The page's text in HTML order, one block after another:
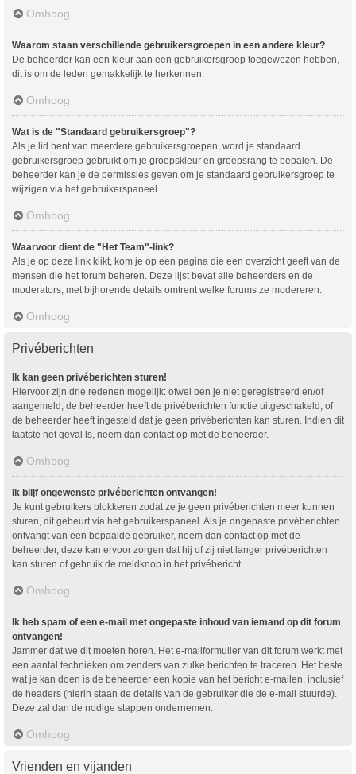
Omhoog
Waarom staan verschillende gebruikersgroepen in een andere kleur?
De beheerder kan een kleur aan een gebruikersgroep toegewezen hebben,
dit is om de leden gemakkelijk te herkennen.
Omhoog
Wat is de "Standaard gebruikersgroep"?
Als je lid bent van meerdere gebruikersgroepen, word je standaard
gebruikersgroep gebruikt om je groepskleur en groepsrang te bepalen. De
beheerder kan je de permissies geven om je standaard gebruikersgroep te
wijzigen via het gebruikerspaneel.
Omhoog
Waarvoor dient de "Het Team"-link?
Als je op deze link klikt, kom je op een pagina die een overzicht geeft van de
mensen die het forum beheren. Deze lijst bevat alle beheerders en de
moderators, met bijhorende details omtrent welke forums ze modereren.
Omhoog
Privéberichten
Ik kan geen privéberichten sturen!
Hiervoor zijn drie redenen mogelijk: ofwel ben je niet geregistreerd en/of
aangemeld, de beheerder heeft de privéberichten functie uitgeschakeld, of
de beheerder heeft ingesteld dat je geen privéberichten kan sturen. Indien dit
laatste het geval is, neem dan contact op met de beheerder.
Omhoog
Ik blijf ongewenste privéberichten ontvangen!
Je kunt gebruikers blokkeren zodat ze je geen privéberichten meer kunnen
sturen, dit gebeurt via het gebruikerspaneel. Als je ongepaste privéberichten
ontvangt van een bepaalde gebruiker, neem dan contact op met de
beheerder, deze kan ervoor zorgen dat hij of zij niet langer privéberichten
kan sturen of gebruik de meldknop in het privébericht.
Omhoog
Ik heb spam of een e-mail met ongepaste inhoud van iemand op dit forum
ontvangen!
Jammer dat we dit moeten horen. Het e-mailformulier van dit forum werkt met
een aantal technieken om zenders van zulke berichten te traceren. Het beste
wat je kan doen is de beheerder een kopie van het bericht e-mailen, inclusief
de headers (hierin staan de details van de gebruiker die de e-mail stuurde).
Deze zal dan de nodige stappen ondernemen.
Omhoog
Vrienden en vijanden